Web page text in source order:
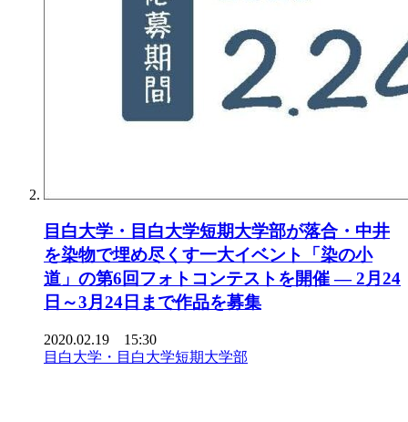
目白大学・目白大学短期大学部が落合・中井
を染物で埋め尽くす一大イベント「染の小
道」の第6回フォトコンテストを開催 — 2月24
日～3月24日まで作品を募集
2020.02.19 15:30
目白大学・目白大学短期大学部